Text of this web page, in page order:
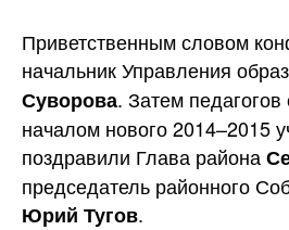
Приветственным словом
начальник Управления
Суворова. Затем
началом нового 2014–2015
поздравили Глава района
председатель районного
Юрий Тугов.